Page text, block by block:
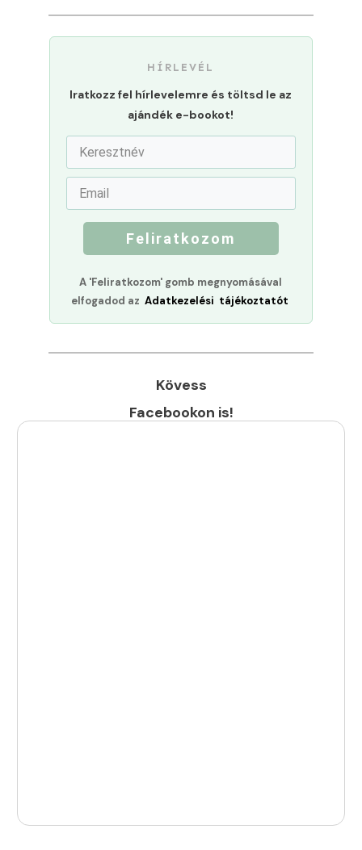
HÍRLEVÉL
Iratkozz fel hírlevelemre és töltsd le az
ajándék e-bookot!
Feliratkozom
A 'Feliratkozom' gomb megnyomásával
elfogadod az Adatkezelési tájékoztatót
Kövess
Facebookon is!